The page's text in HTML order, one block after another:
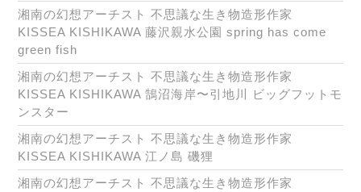
湘南の幻想アーチスト 不思議な生き物造形作家
KISSEA KISHIKAWA 藤沢親水公園 spring has come
green fish
湘南の幻想アーチスト 不思議な生き物造形作家
KISSEA KISHIKAWA 鵠沼海岸〜引地川 ビッグフットモ
ンスター
湘南の幻想アーチスト 不思議な生き物造形作家
KISSEA KISHIKAWA 江ノ島 磯狸
湘南の幻想アーチスト 不思議な生き物造形作家